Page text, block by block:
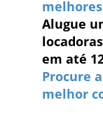
Alugue
em até
Procure
melhor